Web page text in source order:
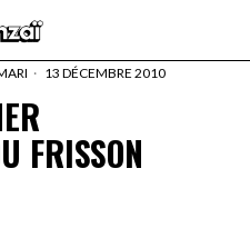
13 DÉCEMBRE 2010
FRISSON